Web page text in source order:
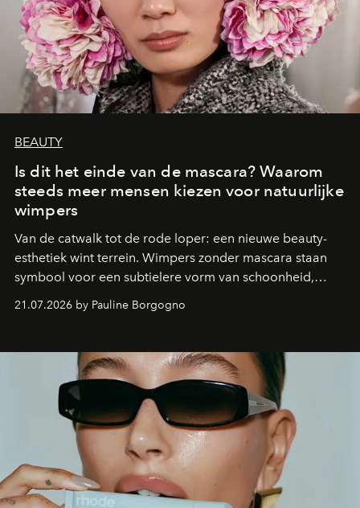
BEAUTY
Is dit het einde van de mascara? Waarom
steeds meer mensen kiezen voor natuurlijke
wimpers
Van de catwalk tot de rode loper: een nieuwe beauty-
esthetiek wint terrein. Wimpers zonder mascara staan
symbool voor een subtielere vorm van schoonheid,
waarin zelfvertrouwen belangrijker is dan een overvloed
aan make-up.
21.07.2026 by Pauline Borgogno